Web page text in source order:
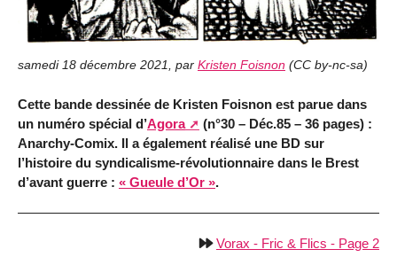
samedi 18 décembre 2021, par Kristen Foisnon (CC by-nc-sa)
Cette bande dessinée de Kristen Foisnon est parue dans
un numéro spécial d’Agora
(n°30 – Déc.85 – 36 pages) :
Anarchy-Comix. Il a également réalisé une BD sur
l’histoire du syndicalisme-révolutionnaire dans le Brest
d’avant guerre : « Gueule d’Or ».
Vorax - Fric & Flics - Page 2